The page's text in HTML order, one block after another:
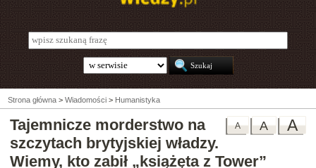
Strona główna > Wiadomości > Humanistyka
A
A
A
Tajemnicze morderstwo na
szczytach brytyjskiej władzy.
Wiemy, kto zabił „książęta z Tower”